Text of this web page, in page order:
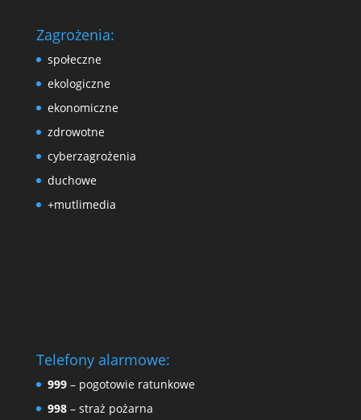
Zagrożenia:
społeczne
ekologiczne
ekonomiczne
zdrowotne
cyberzagrożenia
duchowe
+mutlimedia
Telefony alarmowe:
999– pogotowie ratunkowe
998– straż pożarna